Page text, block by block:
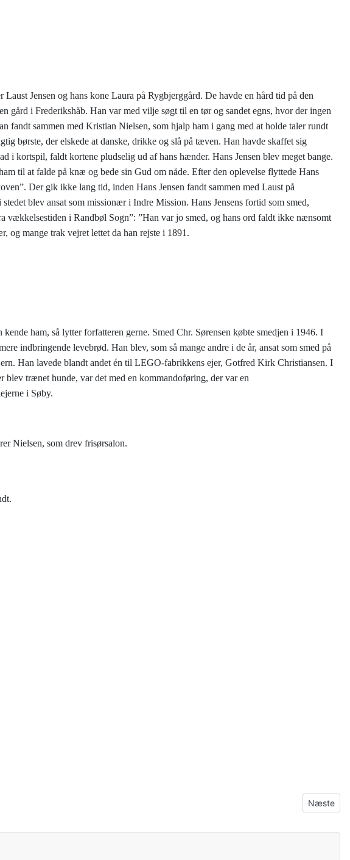
Jensen og hans kone Laura på Rygbjerggård. De havde en hård tid på den
i Frederikshåb. Han var med vilje søgt til en tør og sandet egns, hvor der ingen
fandt sammen med Kristian Nielsen, som hjalp ham i gang med at holde taler rundt
børste, der elskede at danske, drikke og slå på tæven. Han havde skaffet sig
i kortspil, faldt kortene pludselig ud af hans hænder. Hans Jensen blev meget bange.
til at falde på knæ og bede sin Gud om nåde. Efter den oplevelse flyttede Hans
Der gik ikke lang tid, inden Hans Jensen fandt sammen med Laust på
blev ansat som missionær i Indre Mission. Hans Jensens fortid som smed,
i Randbøl Sogn”: ”Han var jo smed, og hans ord faldt ikke nænsomt
og mange trak vejret lettet da han rejste i 1891.
ham, så lytter forfatteren gerne. Smed Chr. Sørensen købte smedjen i 1946. I
indbringende levebrød. Han blev, som så mange andre i de år, ansat som smed på
Han lavede blandt andet én til LEGO-fabrikkens ejer, Gotfred Kirk Christiansen. I
trænet hunde, var det med en kommandoføring, der var en
i Søby.
side gaden tilhører barberer Nielsen, som drev frisørsalon.
Næste
Næste